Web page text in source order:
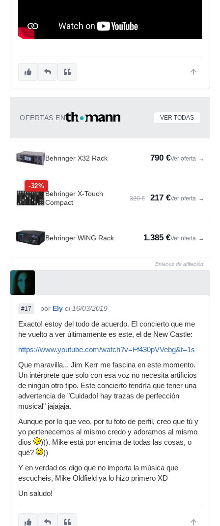
OFERTAS EN VER TODAS
Behringer X32 Rack 790 €Ver oferta →
-32%
Behringer X-Touch
Compact
320 € 217 €Ver oferta →
Behringer WING Rack 1.385 €Ver oferta →
Enlaces de afiliación
#17 por Ely el 16/03/2019
Exacto! estoy del todo de acuerdo. El concierto que me
he vuelto a ver últimamente es este, el de New Castle:
https://www.youtube.com/watch?v=Ff430pVVebg&t=1s
Que maravilla... Jim Kerr me fascina en este momento.
Un intérprete que solo con esa voz no necesita artificios
de ningún otro tipo. Este concierto tendría que tener una
advertencia de "Cuidado! hay trazas de perfección
musical" jajajaja.
Aunque por lo que veo, por tu foto de perfil, creo que tú y
yo pertenecemos al mismo credo y adoramos al mismo
dios
))). Mike está por encima de todas las cosas, o
qué?
))
Y en verdad os digo que no importa la música que
escucheis, Mike Oldfield ya lo hizo primero XD
Un saludo!